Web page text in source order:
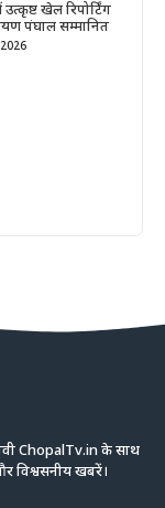
खेल रिपोर्टिंग
पंघाल सम्मानित
ChopalTv.in के साथ
विश्वसनीय खबरें।